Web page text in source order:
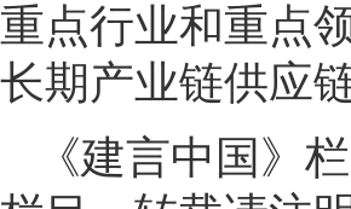
重点行业和重点
长期产业链供应
《建言中国》